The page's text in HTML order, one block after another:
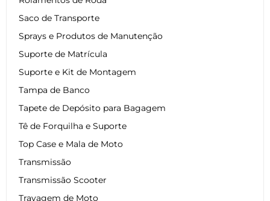
Saco de Transporte
Sprays e Produtos de Manutenção
Suporte de Matrícula
Suporte e Kit de Montagem
Tampa de Banco
Tapete de Depósito para Bagagem
Tê de Forquilha e Suporte
Top Case e Mala de Moto
Transmissão
Transmissão Scooter
Travagem de Moto